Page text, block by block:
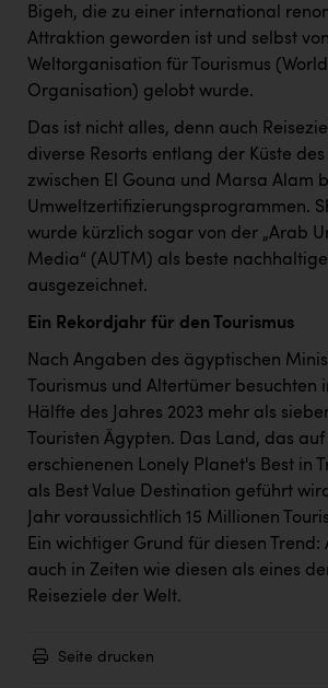
Bigeh, die zu einer international
Attraktion geworden ist und selbst
Weltorganisation für Tourismus
Organisation) gelobt wurde.
Das ist nicht alles, denn auch
diverse Resorts entlang der Küste
zwischen El Gouna und Marsa Alam
Umweltzertifizierungsprogrammen.
wurde kürzlich sogar von der „Arab
Media“ (AUTM) als beste
ausgezeichnet.
Ein Rekordjahr für den Tourismus
Nach Angaben des ägyptischen
Tourismus und Altertümer besuchten
Hälfte des Jahres 2023 mehr als
Touristen Ägypten. Das Land, das
erschienenen Lonely Planet's Best in
als Best Value Destination geführt
Jahr voraussichtlich 15 Millionen
Ein wichtiger Grund für diesen Trend:
auch in Zeiten wie diesen als eines
Reiseziele der Welt.
Seite drucken